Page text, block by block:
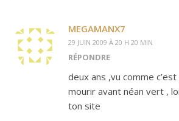
MEGAMANX7
29 JUIN 2009 À 20 H 20 MIN
RÉPONDRE
deux ans ,vu comme
mourir avant néan vert ,
ton site